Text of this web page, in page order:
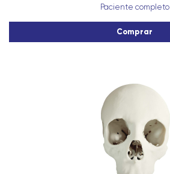
Paciente completo
Comprar